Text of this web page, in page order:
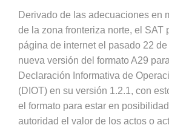
Derivado de las adecuaciones en
de la zona fronteriza norte, el SAT
página de internet el pasado 22
nueva versión del formato A29
Declaración Informativa de
(DIOT) en su versión 1.2.1, con
el formato para estar en
autoridad el valor de los actos o